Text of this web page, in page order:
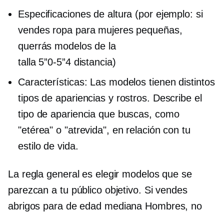
Especificaciones de altura (por ejemplo: si
vendes ropa para mujeres pequeñas,
querrás modelos de la
talla 5”0-5”4distancia)
Características: Las modelos tienen distintos
tipos de apariencias y rostros. Describe el
tipo de apariencia que buscas, como
"etérea" o "atrevida", en relación con tu
estilo de vida.
La regla general es elegir modelos que se
parezcan a tu público objetivo. Si vendes
abrigos para de edad mediana Hombres, no